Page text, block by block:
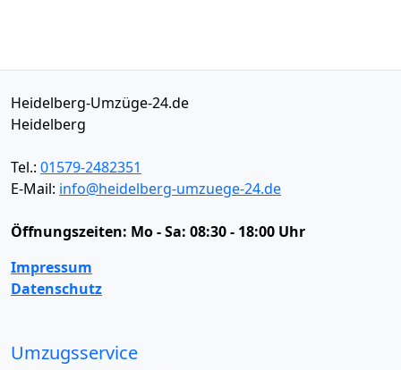
Heidelberg-Umzüge-24.de
Heidelberg
Tel.: 01579-2482351
E-Mail: info@heidelberg-umzuege-24.de
Öffnungszeiten: Mo - Sa: 08:30 - 18:00 Uhr
Impressum
Datenschutz
Umzugsservice